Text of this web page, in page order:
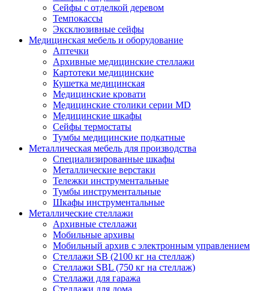
Сейфы с отделкой деревом
Темпокассы
Эксклюзивные сейфы
Медицинская мебель и оборудование
Аптечки
Архивные медицинские стеллажи
Картотеки медицинские
Кушетка медицинская
Медицинские кровати
Медицинские столики серии MD
Медицинские шкафы
Сейфы термостаты
Тумбы медицинские подкатные
Металлическая мебель для производства
Cпециализированные шкафы
Металлические верстаки
Тележки инструментальные
Тумбы инструментальные
Шкафы инструментальные
Металлические стеллажи
Архивные стеллажи
Мобильные архивы
Мобильный архив с электронным управлением
Стеллажи SB (2100 кг на стеллаж)
Стеллажи SBL (750 кг на стеллаж)
Стеллажи для гаража
Стеллажи для дома